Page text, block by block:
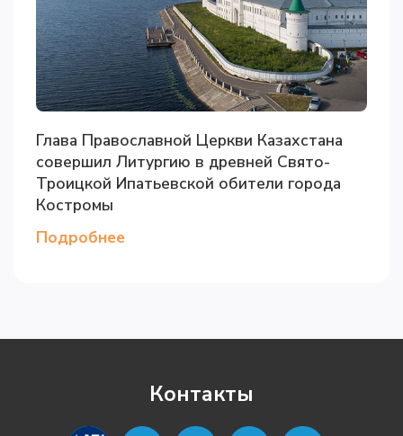
Глава Православной Церкви Казахстана
совершил Литургию в древней Свято-
Троицкой Ипатьевской обители города
Костромы
Подробнее
Контакты